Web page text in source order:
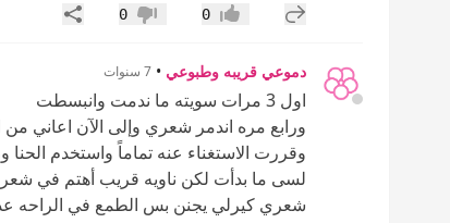
إضافة رد جديد
إعجاب0 عدم إعجاب
0 مشاركة
دموعي قريبه وطبوعي • 7 سنوات
اول 3 مرات سويته ما ندمت وانبسطت
ورابع مره اندمر شعري وإلى الآن اعاني
وقررت الاستغناء عنه تماماً واستخدم
لسى ما بدأت لكن ناويه قريب أهتم في
شعري كيرلي يجنن بس الطمع في الراحه